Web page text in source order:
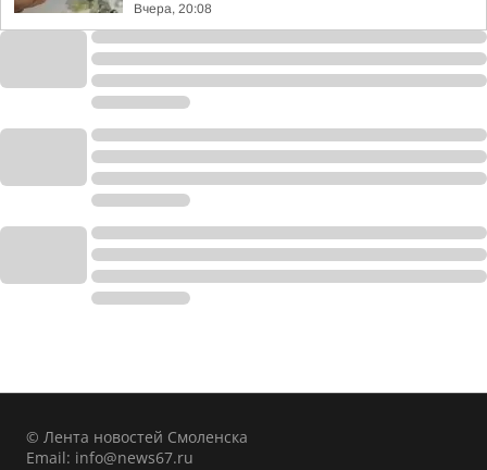
Вчера, 20:08
© Лента новостей Смоленска
Email: info@news67.ru